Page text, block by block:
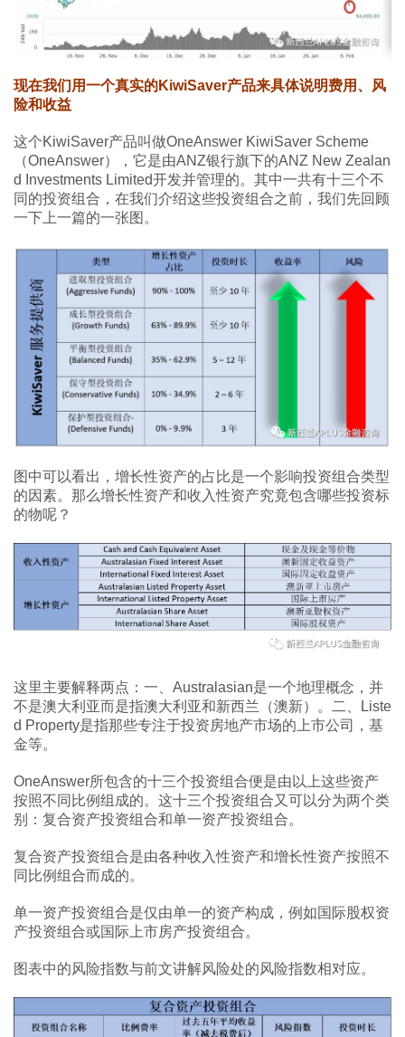
现在我们用一个真实的KiwiSaver产品来具体说明费用、风
险和收益
这个KiwiSaver产品叫做OneAnswer KiwiSaver Scheme
（OneAnswer），它是由ANZ银行旗下的ANZ New Zealan
d Investments Limited开发并管理的。其中一共有十三个不
同的投资组合，在我们介绍这些投资组合之前，我们先回顾
一下上一篇的一张图。
图中可以看出，增长性资产的占比是一个影响投资组合类型
的因素。那么增长性资产和收入性资产究竟包含哪些投资标
的物呢？
这里主要解释两点：一、Australasian是一个地理概念，并
不是澳大利亚而是指澳大利亚和新西兰（澳新）。二、Liste
d Property是指那些专注于投资房地产市场的上市公司，基
金等。
OneAnswer所包含的十三个投资组合便是由以上这些资产
按照不同比例组成的。这十三个投资组合又可以分为两个类
别：复合资产投资组合和单一资产投资组合。
复合资产投资组合是由各种收入性资产和增长性资产按照不
同比例组合而成的。
单一资产投资组合是仅由单一的资产构成，例如国际股权资
产投资组合或国际上市房产投资组合。
图表中的风险指数与前文讲解风险处的风险指数相对应。